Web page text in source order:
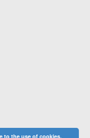
to the use of cookies.